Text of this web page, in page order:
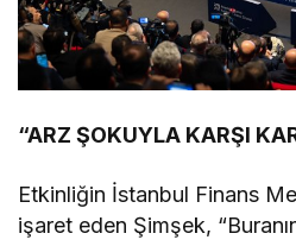
“ARZ ŞOKUYLA KARŞI
Etkinliğin İstanbul Finans
işaret eden Şimşek, “Buranın